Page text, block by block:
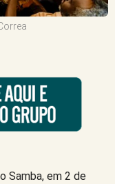
Samba, em 2 de